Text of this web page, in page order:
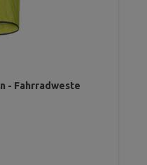
- Fahrradweste